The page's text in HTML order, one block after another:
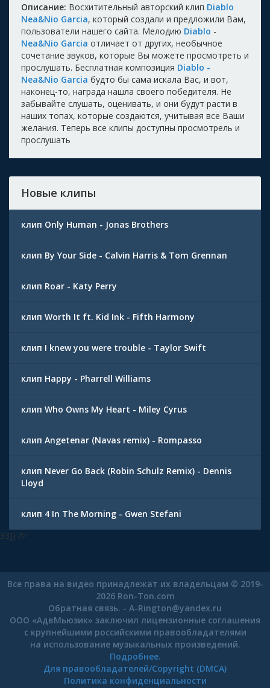
Описание: Восхитительный авторский клип Diablo
Nea&Nio Garcia, который создали и предложили Вам,
пользователи нашего сайта. Мелодию Diablo -
Nea&Nio Garcia отличает от других, необычное
сочетание звуков, которые Вы можете просмотреть и
прослушать. Бесплатная композиция Diablo -
Nea&Nio Garcia будто бы сама искала Вас, и вот,
наконец-то, награда нашла своего победителя. Не
забывайте слушать, оценивать, и они будут расти в
наших топах, которые создаются, учитывая все Ваши
желания. Теперь все клипы доступны просмотрель и
прослушать
Новые клипы
клип Only Human - Jonas Brothers
клип By Your Side - Calvin Harris & Tom Grennan
клип Roar - Katy Perry
клип Worth It ft. Kid Ink - Fifth Harmony
клип I knew you were trouble - Taylor Swift
клип Happy - Pharrell Williams
клип Who Owns My Heart - Miley Cyrus
клип Angetenar (Navas remix) - Rompasso
клип Never Go Back (Robin Schulz Remix) - Dennis
Lloyd
клип 4 In The Morning - Gwen Stefani
33]) ?>
Все права на видео принадлежат их владельцам © 2019-
2026 Ron-Ton.com
Обратная связь. - A-Rington@yandex.ru
ООО «АдвМьюзик» заключил лицензионные соглашения
с крупнейшими российскими правообладателями
на использование музыкальных произведений.
Подробнее.
Для правообладателей/Copyright (DMCA)
Политика конфиденциальности